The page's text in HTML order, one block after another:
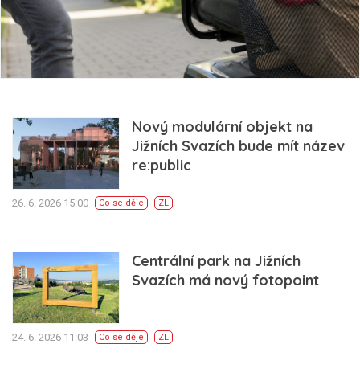
Nový modulární objekt na
Jižních Svazích bude mít název
re:public
26. 6. 2026 15:00 Co se děje ZL
Centrální park na Jižních
Svazích má nový fotopoint
24. 6. 2026 11:03 Co se děje ZL